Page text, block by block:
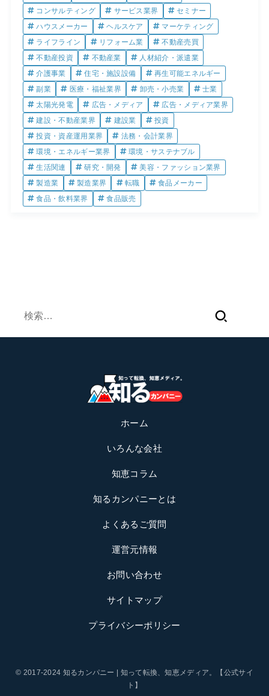
コンサルティング
サービス業界
セミナー
ハウスメーカー
ヘルスケア
マーケティング
ライフライン
リフォーム業
不動産売買
不動産投資
不動産業
人材紹介・派遣業
介護事業
住宅・施設設備
再生可能エネルギー
副業
医療・福祉業界 卸売・小売業
士業
太陽光発電
広告・メディア
広告・メディア業界
建設・不動産業界
建設業
投資
投資・資産運用業界
法務・会計業界
環境・エネルギー業界
環境・サステナブル
生活関連
研究・開発
美容・ファッション業界
製造業
製造業界 転職
食品メーカー
食品・飲料業界
食品販売
ホーム
いろんな会社
知恵コラム
知るカンパニーとは
よくあるご質問
運営元情報
お問い合わせ
サイトマップ
プライバシーポリシー
© 2017-2024 知るカンパニー | 知って転換、知恵メディア。【公式サイ
ト】